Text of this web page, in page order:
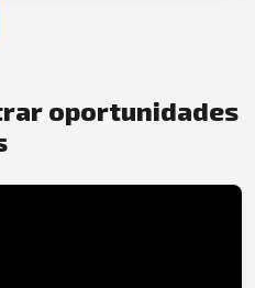
oportunidades